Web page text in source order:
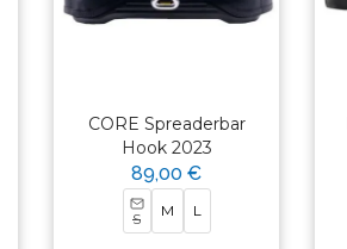
CORE Spreaderbar
Hook 2023
89,00 €
S M L